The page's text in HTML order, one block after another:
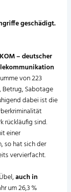
geschädigt.
– deutscher
von 223
Betrug, Sabotage
dabei ist die
rückläufig sind.
einer
so hat sich der
vervierfacht.
auch in
um 26,3 %